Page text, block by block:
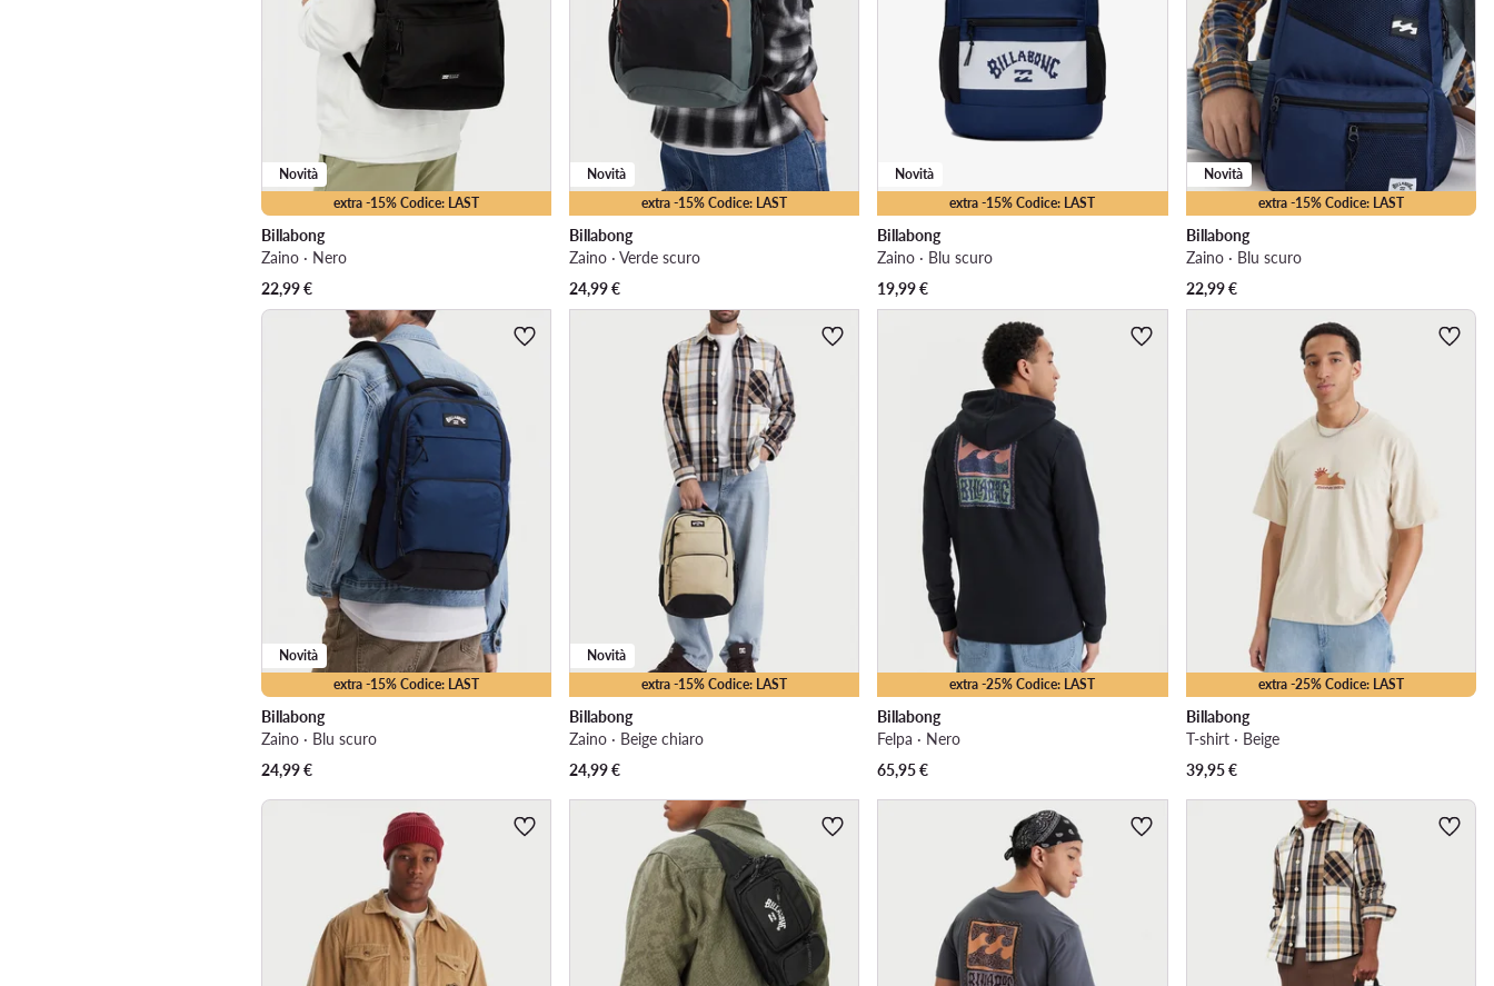
extra -15% Codice: LAST
Novità
Billabong
Zaino · Nero
22,99€
extra -15% Codice: LAST
Novità
Billabong
Zaino · Verde scuro
24,99€
extra -15% Codice: LAST
Novità
Billabong
Zaino · Blu scuro
19,99€
extra -15% Codice: LAST
Novità
Billabong
Zaino · Blu scuro
22,99€
extra -15% Codice: LAST
Novità
Billabong
Zaino · Blu scuro
24,99€
extra -15% Codice: LAST
Novità
Billabong
Zaino · Beige chiaro
24,99€
extra -25% Codice: LAST
Billabong
Felpa · Nero
65,95€
extra -25% Codice: LAST
Billabong
T-shirt · Beige
39,95€